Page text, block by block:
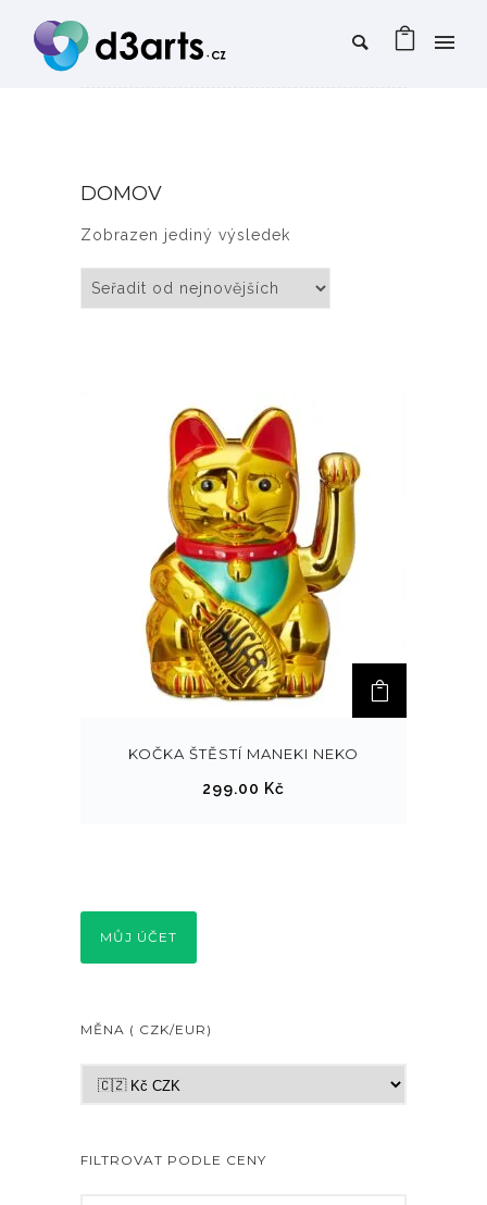
DOMOV
Zobrazen jediný výsledek
KOČKA ŠTĚSTÍ MANEKI NEKO
299.00 Kč
MŮJ ÚČET
MĚNA ( CZK/EUR)
FILTROVAT PODLE CENY